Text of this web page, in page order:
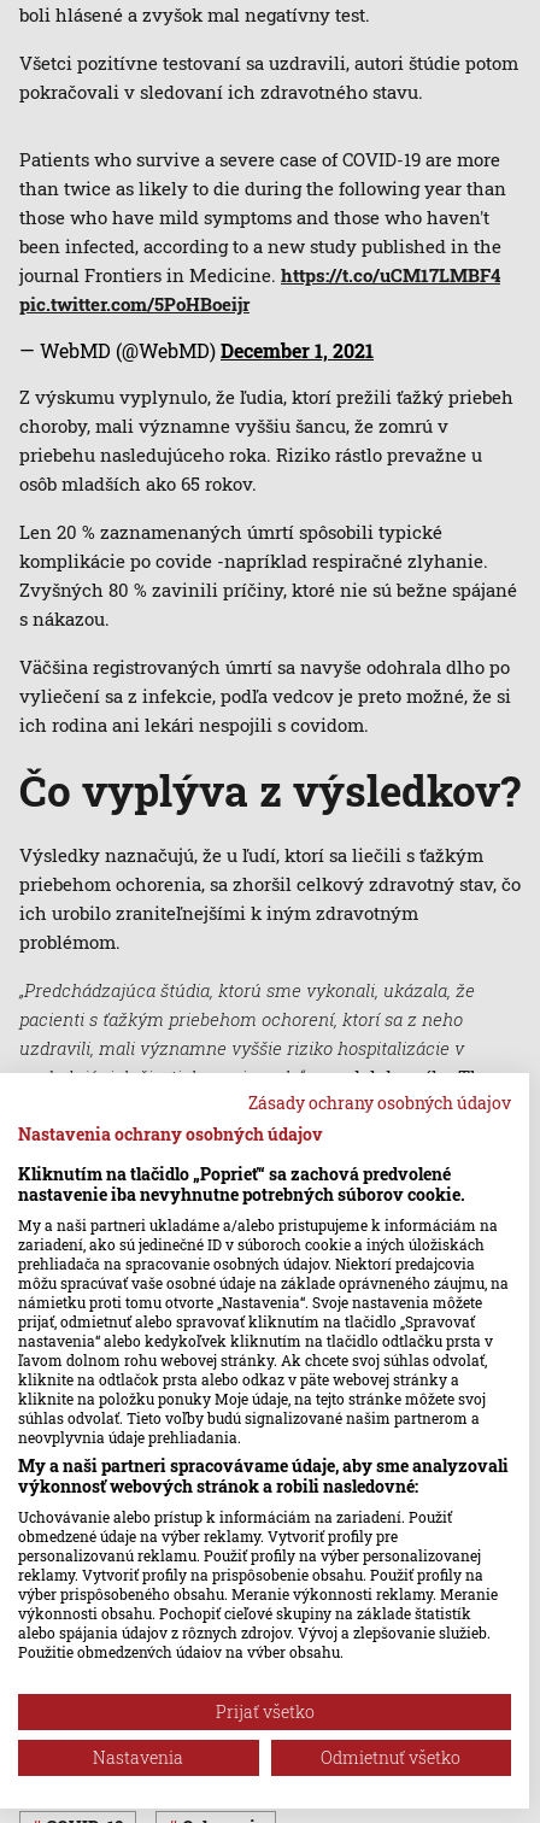
Zásady ochrany osobných údajov
Nastavenia ochrany osobných údajov
Kliknutím na tlačidlo „Poprieť“ sa zachová predvolené
nastavenie iba nevyhnutne potrebných súborov cookie.
My a naši partneri ukladáme a/alebo pristupujeme k informáciám na
zariadení, ako sú jedinečné ID v súboroch cookie a iných úložiskách
prehliadača na spracovanie osobných údajov. Niektorí predajcovia
môžu spracúvať vaše osobné údaje na základe oprávneného záujmu, na
námietku proti tomu otvorte „Nastavenia“. Svoje nastavenia môžete
prijať, odmietnuť alebo spravovať kliknutím na tlačidlo „Spravovať
nastavenia“ alebo kedykoľvek kliknutím na tlačidlo odtlačku prsta v
ľavom dolnom rohu webovej stránky. Ak chcete svoj súhlas odvolať,
kliknite na odtlačok prsta alebo odkaz v päte webovej stránky a
kliknite na položku ponuky Moje údaje, na tejto stránke môžete svoj
súhlas odvolať. Tieto voľby budú signalizované našim partnerom a
neovplyvnia údaje prehliadania.
My a naši partneri spracovávame údaje, aby sme analyzovali
výkonnosť webových stránok a robili nasledovné:
Uchovávanie alebo prístup k informáciám na zariadení. Použiť
obmedzené údaje na výber reklamy. Vytvoriť profily pre
personalizovanú reklamu. Použiť profily na výber personalizovanej
reklamy. Vytvoriť profily na prispôsobenie obsahu. Použiť profily na
výber prispôsobeného obsahu. Meranie výkonnosti reklamy. Meranie
výkonnosti obsahu. Pochopiť cieľové skupiny na základe štatistík
alebo spájania údajov z rôznych zdrojov. Vývoj a zlepšovanie služieb.
Použitie obmedzených údajov na výber obsahu.
Váš súhlas a zásady používania cookie sa vzťahujú výlučne na túto
Zobraziť zoznam partnerov (1 predajcovia IAB)
Vaše údaje používame na nasledujúce účely:
Účely spracovania IAB:
Prijať všetko
Nastavenia Odmietnuť všetko
boli hlásené a zvyšok mal negatívny test.
Všetci pozitívne testovaní sa uzdravili, autori štúdie potom
pokračovali v sledovaní ich zdravotného stavu.
Patients who survive a severe case of COVID-19 are more
than twice as likely to die during the following year than
those who have mild symptoms and those who haven't
been infected, according to a new study published in the
journal Frontiers in Medicine. https://t.co/uCM17LMBF4
pic.twitter.com/5PoHBoeijr
— WebMD (@WebMD)December 1, 2021
Z výskumu vyplynulo, že ľudia, ktorí prežili ťažký priebeh
choroby, mali významne vyššiu šancu, že zomrú v
priebehu nasledujúceho roka. Riziko rástlo prevažne u
osôb mladších ako 65 rokov.
Len 20 % zaznamenaných úmrtí spôsobili typické
komplikácie po covide -napríklad respiračné zlyhanie.
Zvyšných 80 % zavinili príčiny, ktoré nie sú bežne spájané
s nákazou.
Väčšina registrovaných úmrtí sa navyše odohrala dlho po
vyliečení sa z infekcie, podľa vedcov je preto možné, že si
ich rodina ani lekári nespojili s covidom.
Čo vyplýva z výsledkov?
Výsledky naznačujú, že u ľudí, ktorí sa liečili s ťažkým
priebehom ochorenia, sa zhoršil celkový zdravotný stav, čo
ich urobilo zraniteľnejšími k iným zdravotným
problémom.
„Predchádzajúca štúdia, ktorú sme vykonali, ukázala, že
pacienti s ťažkým priebehom ochorení, ktorí sa z neho
uzdravili, mali významne vyššie riziko hospitalizácie v
nasledujúcich šiestich mesiacoch,“povedal denníku The
Guardian hlavný autor štúdie Arch Mainous z Floridskej
univerzity.
„Novú štúdiu sme rozšírili o skúmanie pravdepodobnosti
úmrtia v nasledujúcich 12 mesiacoch,“
vieme, že existuje značné riziko úmrtia na niečo, čo je
možné považovať za nerozpoznanú komplikáciu po covide,
musíme byť ešte ostražitejší,“uviedol vedec.
A new study provides evidence that the increased risk of
death from#COVID19is not limited to the initial episode of
Covid, but a severe episode of Covid-19 carries with it a
substantially increased risk of death in the following 12
months, Frontiers in Medicine said.
pic.twitter.com/MIoVduQ79B
— IANS (@ians_india)December 1, 2021
Podľa Mainousa je dôležité, aby ľudia neriskovali a
nespoliehali sa na nemocničnú liečbu, ale využili všetky
preventívne opatrenia, ktoré im pomôžu zabrániť ťažkému
priebehu choroby, ako je očkovanie.
Ďalšie články na tému: